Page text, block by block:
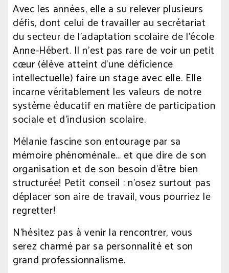
Avec les années, elle a su relever plusieurs
défis, dont celui de travailler au secrétariat
du secteur de l’adaptation scolaire de l’école
Anne-Hébert. Il n’est pas rare de voir un petit
cœur (élève atteint d’une déficience
intellectuelle) faire un stage avec elle. Elle
incarne véritablement les valeurs de notre
système éducatif en matière de participation
sociale et d’inclusion scolaire.
Mélanie fascine son entourage par sa
mémoire phénoménale… et que dire de son
organisation et de son besoin d’être bien
structurée! Petit conseil : n’osez surtout pas
déplacer son aire de travail, vous pourriez le
regretter!
N’hésitez pas à venir la rencontrer, vous
serez charmé par sa personnalité et son
grand professionnalisme.